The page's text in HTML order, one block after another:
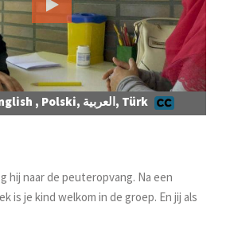
English , Polski, العربية, Türk
hij naar de peuteropvang. Na een
is je kind welkom in de groep. En jij als